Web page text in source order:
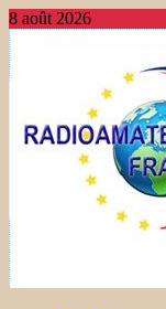
8 août 2026